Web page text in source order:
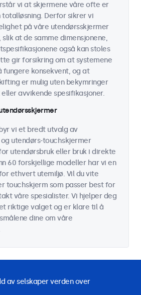
vi at skjermene våre ofte er
Derfor sikrer vi
på våre utendørsskjermer
at de samme dimensjonene,
også kan stoles
gir forsikring om at systemene
konsekvent, og at
er mulig uten bekymringer
avvikende spesifikasjoner.
vi et bredt utvalg av
utendørs-touchskjermer
utendørsbruk eller bruk i direkte
60 forskjellige modeller har vi en
ethvert utemiljø. Vil du vite
touchskjerm som passer best for
våre spesialister. Vi hjelper deg
riktige valget og er klare til å
dine om våre
av selskaper verden over